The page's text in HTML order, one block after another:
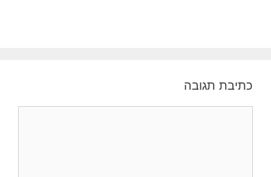
כתיבת תגובה